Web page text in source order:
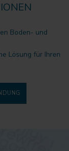
Boden- und
Lösung für Ihren